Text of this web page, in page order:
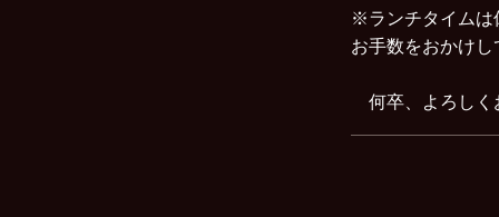
※ランチタイムは
お手数をおかけ
何卒、よろし